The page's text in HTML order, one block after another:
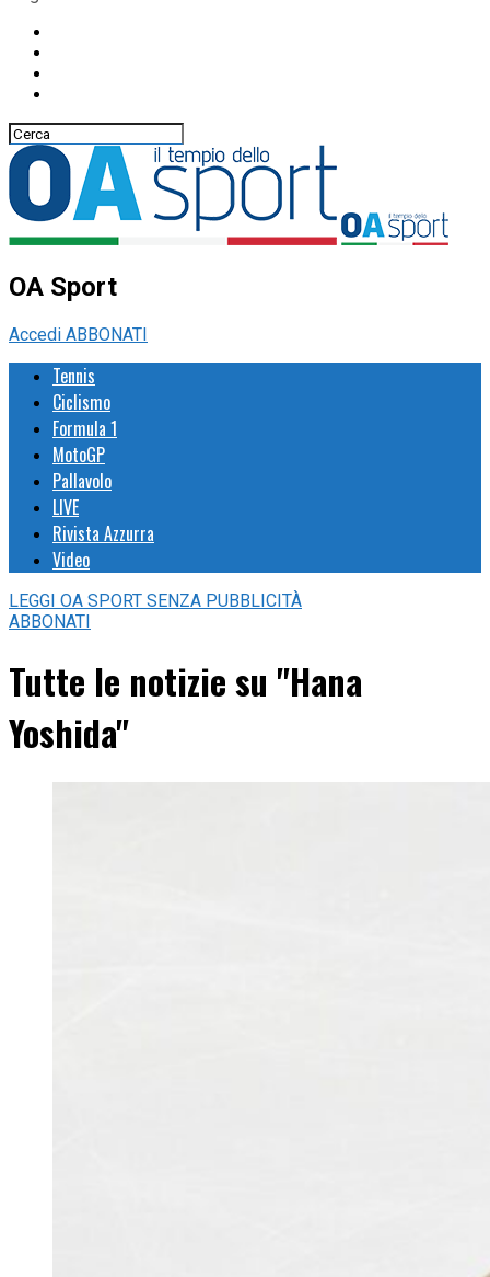
OA Sport
Accedi ABBONATI
Tennis
Ciclismo
Formula 1
MotoGP
Pallavolo
LIVE
Rivista Azzurra
Video
LEGGI OA SPORT SENZA PUBBLICITÀ
ABBONATI
Tutte le notizie su "Hana
Yoshida"